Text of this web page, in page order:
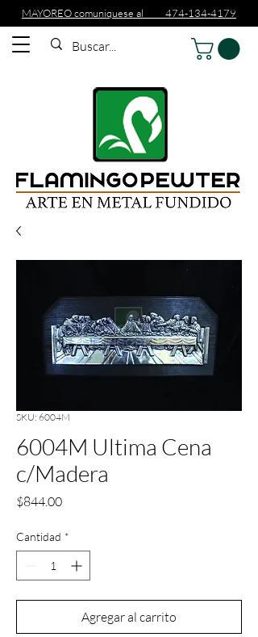
MAYOREO comuniquese al 474-134-4179
SKU: 6004M
6004M Ultima Cena
c/Madera
$844.00Precio
Cantidad *
Agregar al carrito